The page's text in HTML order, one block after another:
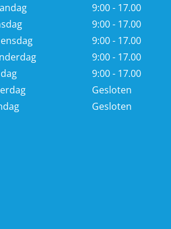
9:00 - 17.00
9:00 - 17.00
9:00 - 17.00
9:00 - 17.00
9:00 - 17.00
Gesloten
Gesloten